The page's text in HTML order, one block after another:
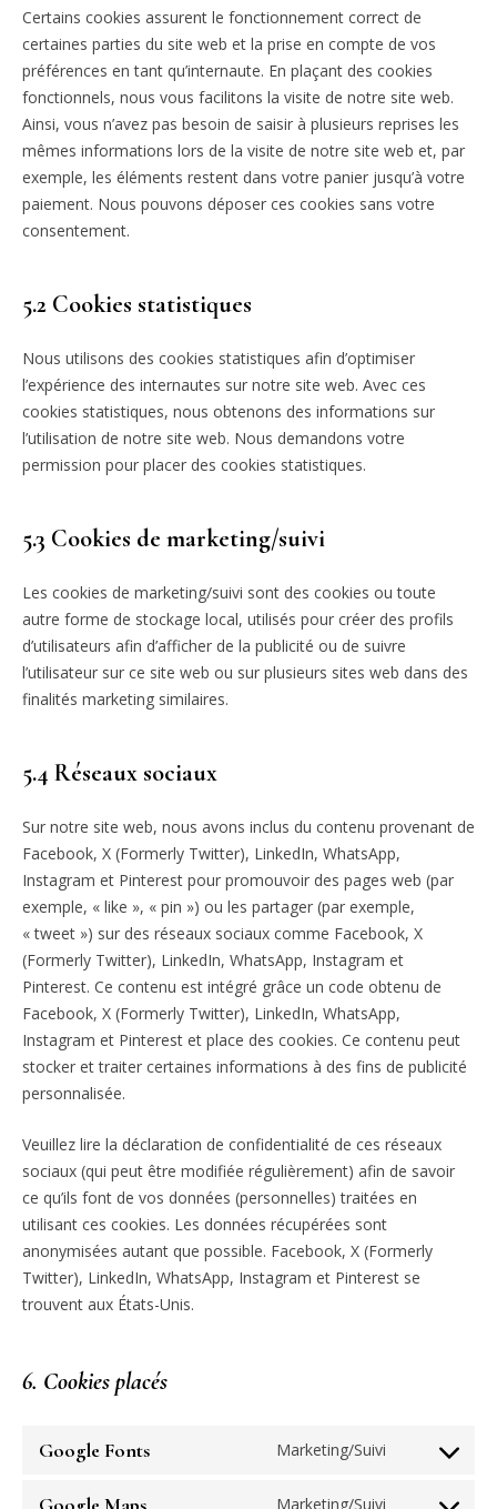
Certains cookies assurent le fonctionnement correct de
certaines parties du site web et la prise en compte de vos
préférences en tant qu’internaute. En plaçant des cookies
fonctionnels, nous vous facilitons la visite de notre site web.
Ainsi, vous n’avez pas besoin de saisir à plusieurs reprises les
mêmes informations lors de la visite de notre site web et, par
exemple, les éléments restent dans votre panier jusqu’à votre
paiement. Nous pouvons déposer ces cookies sans votre
consentement.
5.2 Cookies statistiques
Nous utilisons des cookies statistiques afin d’optimiser
l’expérience des internautes sur notre site web. Avec ces
cookies statistiques, nous obtenons des informations sur
l’utilisation de notre site web. Nous demandons votre
permission pour placer des cookies statistiques.
5.3 Cookies de marketing/suivi
Les cookies de marketing/suivi sont des cookies ou toute
autre forme de stockage local, utilisés pour créer des profils
d’utilisateurs afin d’afficher de la publicité ou de suivre
l’utilisateur sur ce site web ou sur plusieurs sites web dans des
finalités marketing similaires.
5.4 Réseaux sociaux
Sur notre site web, nous avons inclus du contenu provenant de
Facebook, X (Formerly Twitter), LinkedIn, WhatsApp,
Instagram et Pinterest pour promouvoir des pages web (par
exemple, « like », « pin ») ou les partager (par exemple,
« tweet ») sur des réseaux sociaux comme Facebook, X
(Formerly Twitter), LinkedIn, WhatsApp, Instagram et
Pinterest. Ce contenu est intégré grâce un code obtenu de
Facebook, X (Formerly Twitter), LinkedIn, WhatsApp,
Instagram et Pinterest et place des cookies. Ce contenu peut
stocker et traiter certaines informations à des fins de publicité
personnalisée.
Veuillez lire la déclaration de confidentialité de ces réseaux
sociaux (qui peut être modifiée régulièrement) afin de savoir
ce qu’ils font de vos données (personnelles) traitées en
utilisant ces cookies. Les données récupérées sont
anonymisées autant que possible. Facebook, X (Formerly
Twitter), LinkedIn, WhatsApp, Instagram et Pinterest se
trouvent aux États-Unis.
6. Cookies placés
Google Fonts Marketing/Suivi
Consent
Marketing/Suivi